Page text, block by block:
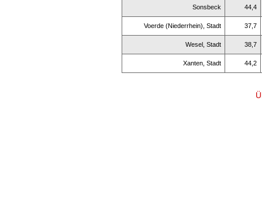
Sonsbeck 44,4
Voerde (Niederrhein), Stadt 37,7
Wesel, Stadt 38,7
Xanten, Stadt 44,2